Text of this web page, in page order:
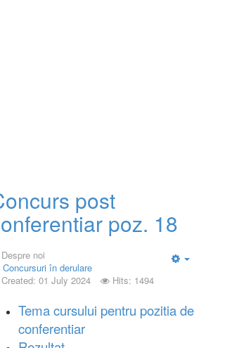
post
poz. 18
Despre noi
Concursuri în derulare
Created: 01 July 2024
Hits: 1494
Tema cursului pentru pozitia de
conferentiar